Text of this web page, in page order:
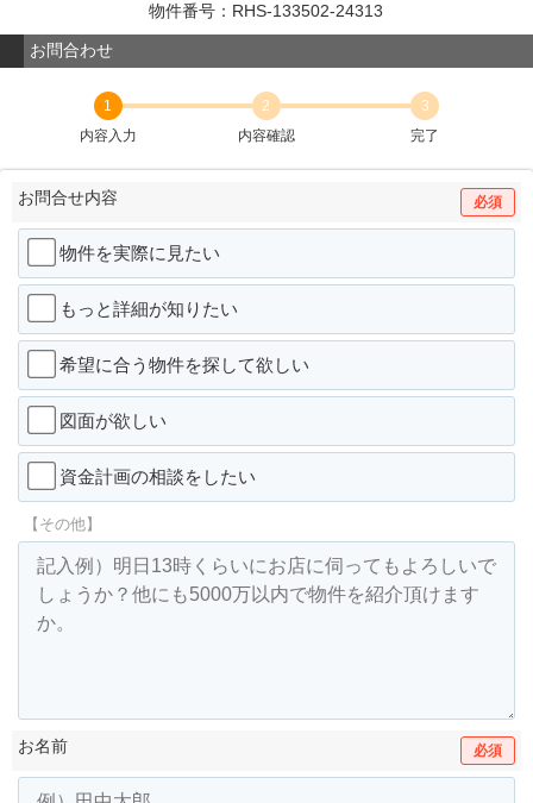
物件番号：RHS-133502-24313
お問合わせ
1
内容入力
2
内容確認
3
完了
お問合せ内容 必須
物件を実際に見たい
もっと詳細が知りたい
希望に合う物件を探して欲しい
図面が欲しい
資金計画の相談をしたい
【その他】
お名前 必須